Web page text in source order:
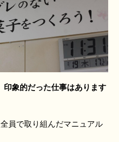
象的だった仕事はあります
員で取り組んだマニュアル